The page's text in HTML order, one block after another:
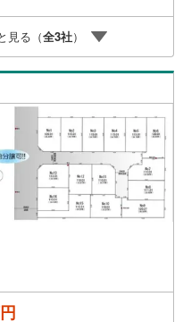
のお問合わせがスムーズです
キッズスペース、授乳室、
ンジュースをご用意してお
右上の“室内・現地を見学す
ください。
見る（全3社）